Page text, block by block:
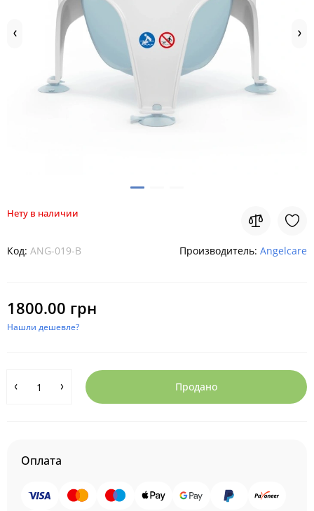
Нету в наличии
Код: ANG-019-B Производитель: Angelcare
1800.00 грн
Нашли дешевле?
Продано
Оплата